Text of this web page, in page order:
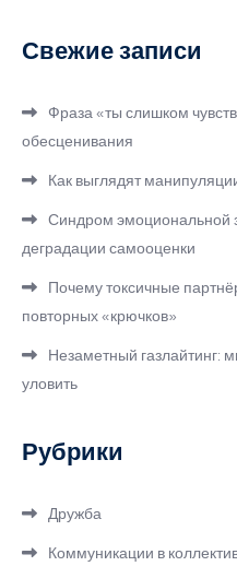
Свежие записи
Фраза «ты слишком
обесценивания
Как выглядят
Синдром эмоциональной
деградации самооценки
Почему токсичные
повторных «крючков»
Незаметный газлайтинг:
уловить
Рубрики
Дружба
Коммуникации в